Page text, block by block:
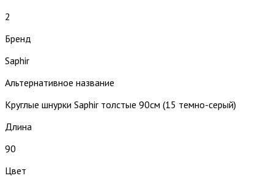
2
Бренд
Saphir
Альтернативное название
Круглые шнурки Saphir толстые 90см (15 темно-серый)
Длина
90
Цвет